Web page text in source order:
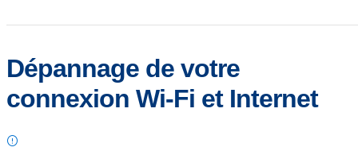
Dépannage de votre
connexion Wi-Fi et Internet